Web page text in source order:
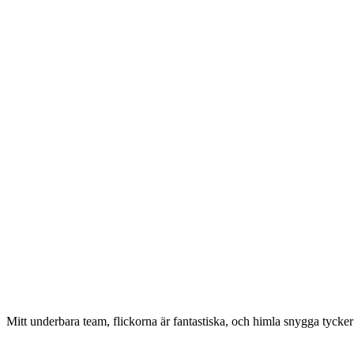
Mitt underbara team, flickorna är fantastiska, och himla snygga